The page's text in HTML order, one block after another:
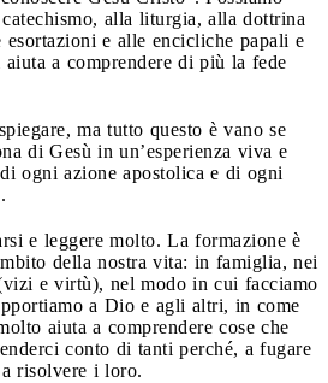
alla liturgia, alla dottrina
esortazioni e alle encicliche papali e
a comprendere di più la fede
ma tutto questo è vano se
di Gesù in un’esperienza viva e
ogni azione apostolica e di ogni
e leggere molto. La formazione è
della nostra vita: in famiglia, nei
e virtù), nel modo in cui facciamo
a Dio e agli altri, in come
aiuta a comprendere cose che
conto di tanti perché, a fugare
risolvere i loro.